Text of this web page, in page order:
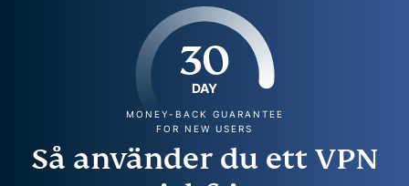
30
DAY
MONEY-BACK GUARANTEE
FOR NEW USERS
Så använder du ett VPN